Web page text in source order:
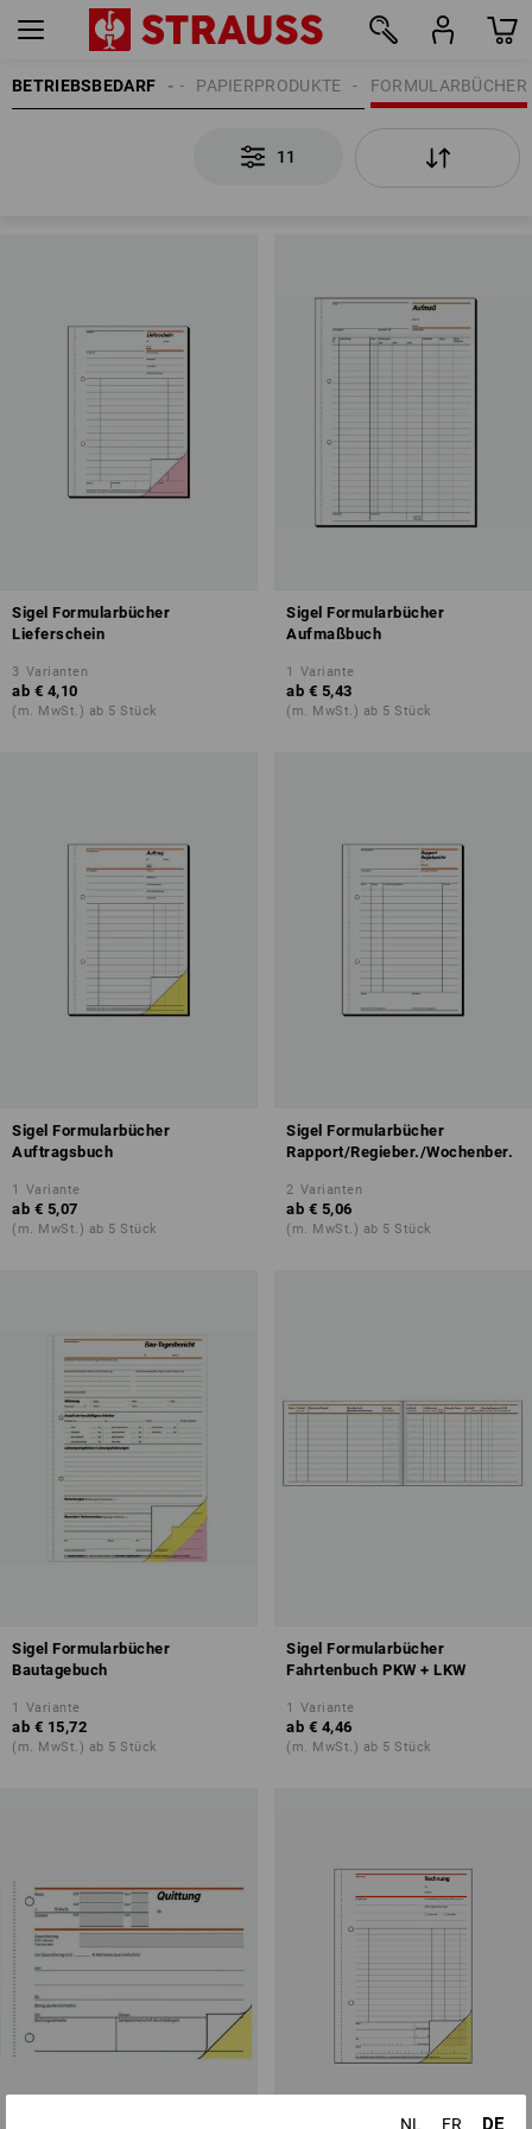
BETRIEBSBEDARF FORMULARBÜCHER
PAPIERPRODUKTE
BÜROBEDARF
11
Sigel Formularbücher
Lieferschein
3 Varianten
ab € 4,10
(m. MwSt.) ab 5 Stück
Sigel Formularbücher
Aufmaßbuch
1 Variante
ab € 5,43
(m. MwSt.) ab 5 Stück
Sigel Formularbücher
Auftragsbuch
1 Variante
ab € 5,07
(m. MwSt.) ab 5 Stück
Sigel Formularbücher
Rapport/Regieber./Wochenber.
2 Varianten
ab € 5,06
(m. MwSt.) ab 5 Stück
Sigel Formularbücher
Bautagebuch
1 Variante
ab € 15,72
(m. MwSt.) ab 5 Stück
Sigel Formularbücher
Fahrtenbuch PKW + LKW
1 Variante
ab € 4,46
(m. MwSt.) ab 5 Stück
NL FR DE